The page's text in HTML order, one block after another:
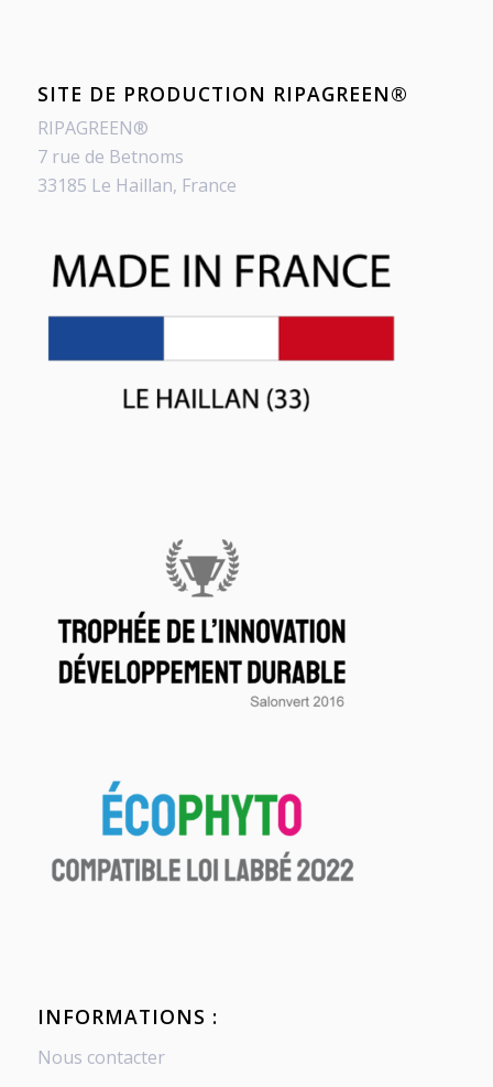
SITE DE PRODUCTION RIPAGREEN®
RIPAGREEN®
7 rue de Betnoms
33185 Le Haillan, France
INFORMATIONS :
Nous contacter